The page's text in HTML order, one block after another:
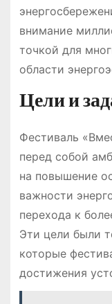
внимание
точкой для
области
Цели и
Фестиваль
перед собой
на повышение
важности
перехода к
Эти цели были
которые
достижения